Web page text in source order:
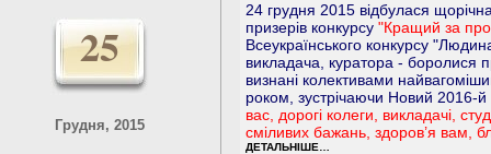
25
Грудня, 2015
24 грудня 2015 відбулася
призерів конкурсу "Кращий за
Всеукраїнського конкурсу
викладача, куратора - боролися
визнані колективами
роком, зустрічаючи Новий 2016-
вас, дорогі колеги, викладачі,
сміливих бажань, здоров’я вам,
ДЕТАЛЬНІШЕ…